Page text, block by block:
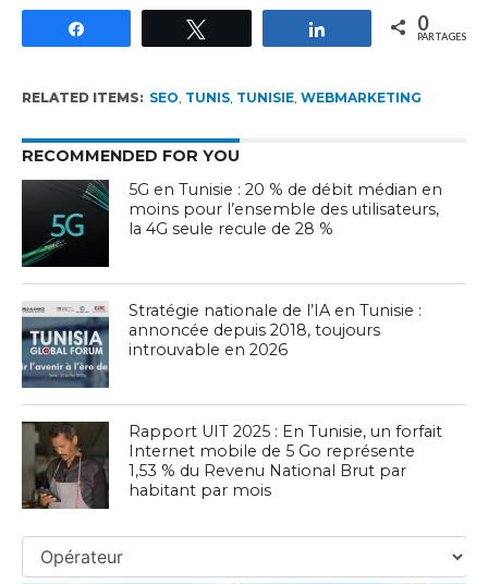
Partagez 0
PARTAGES
RELATED ITEMS: SEO, TUNIS, TUNISIE, WEBMARKETING
RECOMMENDED FOR YOU
5G en Tunisie : 20 % de débit médian en
moins pour l’ensemble des utilisateurs,
la 4G seule recule de 28 %
Stratégie nationale de l’IA en Tunisie :
annoncée depuis 2018, toujours
introuvable en 2026
Rapport UIT 2025 : En Tunisie, un forfait
Internet mobile de 5 Go représente
1,53 % du Revenu National Brut par
habitant par mois